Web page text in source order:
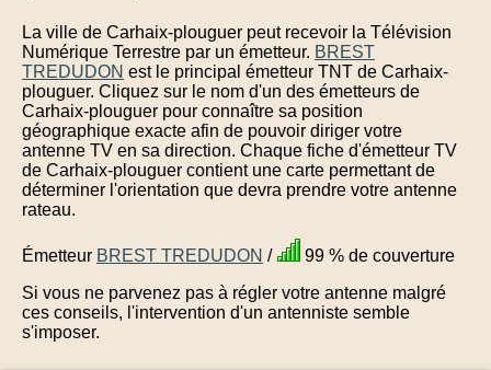
La ville de Carhaix-plouguer peut recevoir la Télévision
Numérique Terrestre par un émetteur. BREST
TREDUDON est le principal émetteur TNT de Carhaix-
plouguer. Cliquez sur le nom d'un des émetteurs de
Carhaix-plouguer pour connaître sa position
géographique exacte afin de pouvoir diriger votre
antenne TV en sa direction. Chaque fiche d'émetteur TV
de Carhaix-plouguer contient une carte permettant de
déterminer l'orientation que devra prendre votre antenne
rateau.
Émetteur BREST TREDUDON /
99 % de couverture
Si vous ne parvenez pas à régler votre antenne malgré
ces conseils, l'intervention d'un antenniste semble
s'imposer.